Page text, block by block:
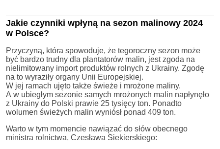
Jakie czynniki wpłyną na sezon malinowy 2024
w Polsce?
Przyczyną, która spowoduje, że tegoroczny sezon może
być bardzo trudny dla plantatorów malin, jest zgoda na
nielimitowany import produktów rolnych z Ukrainy. Zgodę
na to wyraziły organy Unii Europejskiej.
W jej ramach ujęto także świeże i mrożone maliny.
A w ubiegłym sezonie samych mrożonych malin napłynęło
z Ukrainy do Polski prawie 25 tysięcy ton. Ponadto
wolumen świeżych malin wyniósł ponad 409 ton.
Warto w tym momencie nawiązać do słów obecnego
ministra rolnictwa, Czesława Siekierskiego: